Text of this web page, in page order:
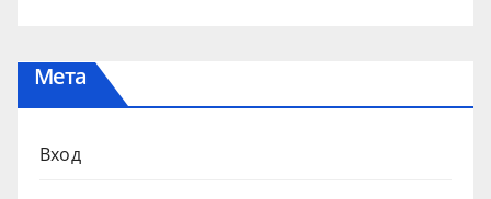
Мета
Вход